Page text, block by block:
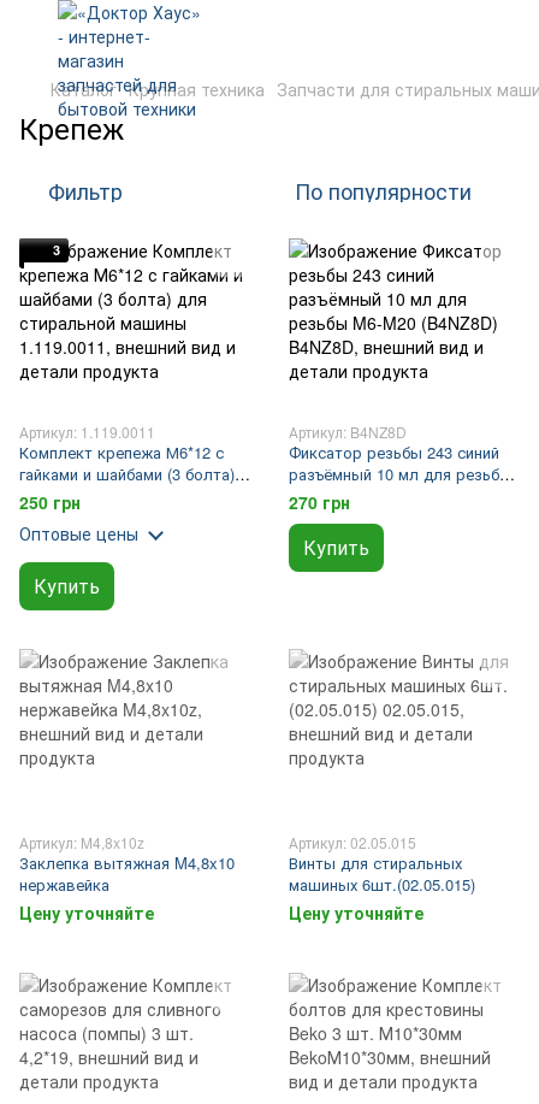
Каталог Крупная техника Запчасти для стиральных
Крепеж
Фильтр По популярности
3
Артикул: 1.119.0011
Комплект крепежа М6*12 с
гайками и шайбами (3 болта)
для стиральной машины
250 грн
Оптовые цены
Купить
Артикул: B4NZ8D
Фиксатор резьбы 243 синий
разъёмный 10 мл для резьбы
M6-M20 (B4NZ8D)
270 грн
Купить
Артикул: M4,8x10z
Заклепка вытяжная M4,8x10
нержавейка
Цену уточняйте
Артикул: 02.05.015
Винты для стиральных
машиных 6шт.(02.05.015)
Цену уточняйте